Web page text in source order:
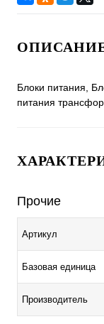
Блоки питания,
питания
Прочие
Артикул
Базовая единица
Производитель